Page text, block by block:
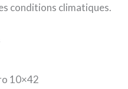
conditions climatiques.
10×42